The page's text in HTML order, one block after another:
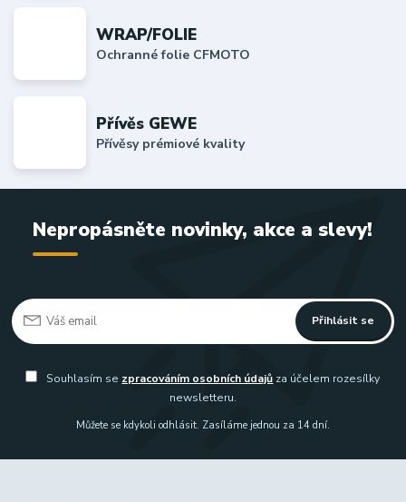
WRAP/FOLIE
Ochranné folie CFMOTO
Přívěs GEWE
Přívěsy prémiové kvality
Nepropásněte novinky, akce a slevy!
Přihlásit se
Souhlasím se zpracováním osobních údajů za účelem rozesílky
newsletteru.
Můžete se kdykoli odhlásit. Zasíláme jednou za 14 dní.